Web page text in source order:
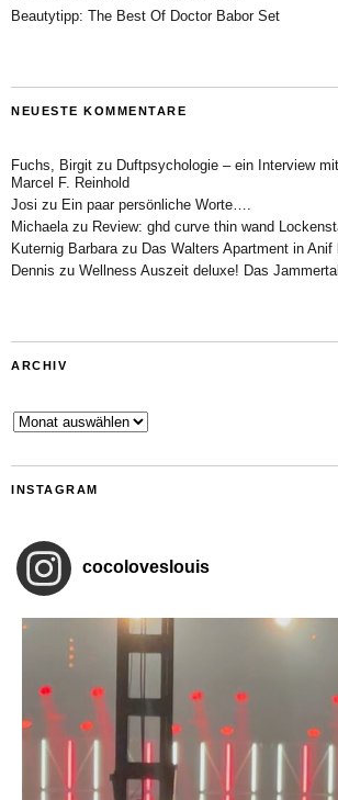
Beautytipp: The Best Of Doctor Babor Set
NEUESTE KOMMENTARE
Fuchs, Birgit zu Duftpsychologie – ein Interview
Marcel F. Reinhold
Josi zu Ein paar persönliche Worte….
Michaela zu Review: ghd curve thin wand
Kuternig Barbara zu Das Walters Apartment in Anif
Dennis zu Wellness Auszeit deluxe! Das
ARCHIV
Archiv
INSTAGRAM
cocoloveslouis